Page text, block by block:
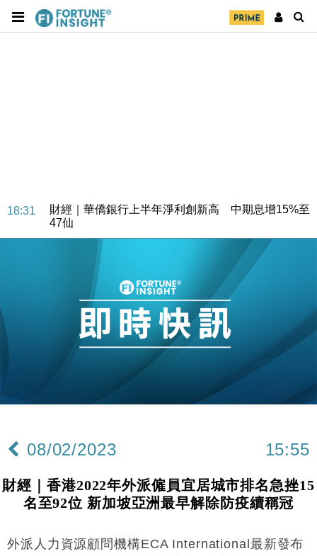
18:31
財經｜華僑銀行上半年淨利創新高 中期息增15%至
47仙
財經｜滙豐上調香港今年GDP預測至4.5% 看好貿易
及消費表現
本地｜假冒內地執法人員要求交「保證金」 43歲女子
損失近6900萬元
財經｜日經失守6.5萬點後回穩 全周仍升近2%
15:47
財經｜恒隆10月換帥 玩具「反」斗城亞洲CEO蔡德
財經｜韓股反覆波動收跌 連挫7周創逾3年最長跌勢
12:44
財經｜日本春季三度入市撐日圓 4月單日斥6.28萬億
11:12
國際｜特朗普料美伊戰事快結束 承認部分彈藥庫存緊
張
司
08/02/2023 15:55
財經｜香港2022年外派僱員宜居城市排名急挫15
名至92位 新加坡亞洲最早解除防疫續稱冠
外派人力資源顧問機構ECA International最新發布